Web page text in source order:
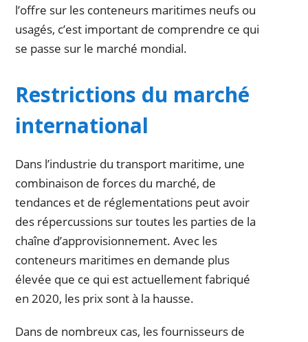
l’offre sur les conteneurs maritimes neufs ou
usagés, c’est important de comprendre ce qui
se passe sur le marché mondial.
Restrictions du marché
international
Dans l’industrie du transport maritime, une
combinaison de forces du marché, de
tendances et de réglementations peut avoir
des répercussions sur toutes les parties de la
chaîne d’approvisionnement. Avec les
conteneurs maritimes en demande plus
élevée que ce qui est actuellement fabriqué
en 2020, les prix sont à la hausse.
Dans de nombreux cas, les fournisseurs de